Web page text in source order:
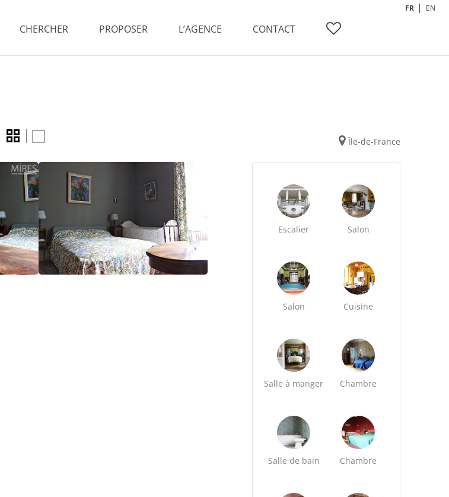
CHERCHER PROPOSER L’AGENCE CONTACT
FR EN
Île-de-France
Escalier Salon
Salon Cuisine
Salle à manger Chambre
Salle de bain Chambre